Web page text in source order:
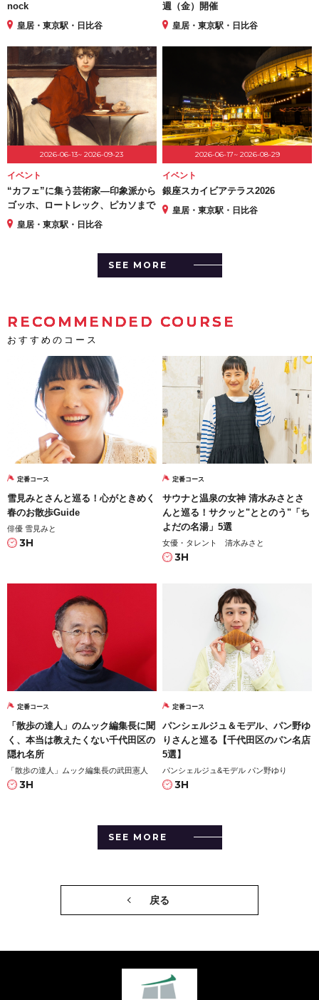
nock
皇居・東京駅・日比谷
週（金）開催
皇居・東京駅・日比谷
2026-06-13~ 2026-09-23
イベント
“カフェ”に集う芸術家―印象派から
ゴッホ、ロートレック、ピカソまで
皇居・東京駅・日比谷
2026-06-17~ 2026-08-29
イベント
銀座スカイビアテラス2026
皇居・東京駅・日比谷
SEE MORE
RECOMMENDED COURSE
おすすめのコース
定番コース
雪見みとさんと巡る！心がときめく
春のお散歩Guide
俳優 雪見みと
3H
定番コース
サウナと温泉の女神 清水みさとさ
んと巡る！サクッと"ととのう"「ち
よだの名湯」5選
女優・タレント 清水みさと
3H
定番コース
「散歩の達人」のムック編集長に聞
く、本当は教えたくない千代田区の
隠れ名所
「散歩の達人」ムック編集長の武田憲人
3H
定番コース
パンシェルジュ＆モデル、パン野ゆ
りさんと巡る【千代田区のパン名店
5選】
パンシェルジュ&モデル パン野ゆり
3H
SEE MORE
戻る